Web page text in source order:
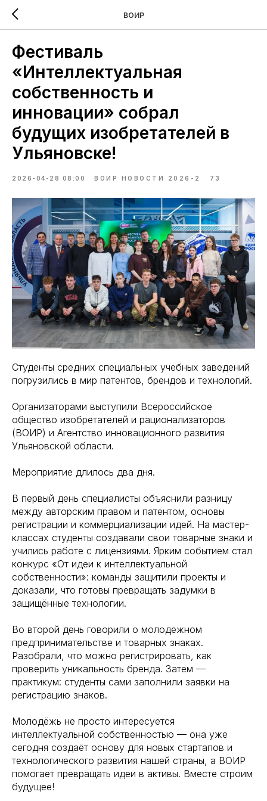
ВОИР
Фестиваль
«Интеллектуальная
собственность и
инновации» собрал
будущих изобретателей в
Ульяновске!
2026-04-28 08:00 ВОИР НОВОСТИ 2026-2 73
Студенты средних специальных учебных заведений
погрузились в мир патентов, брендов и технологий.
Организаторами выступили Всероссийское
общество изобретателей и рационализаторов
(ВОИР) и Агентство инновационного развития
Ульяновской области.
Мероприятие длилось два дня.
В первый день специалисты объяснили разницу
между авторским правом и патентом, основы
регистрации и коммерциализации идей. На мастер-
классах студенты создавали свои товарные знаки и
учились работе с лицензиями. Ярким событием стал
конкурс «От идеи к интеллектуальной
собственности»: команды защитили проекты и
доказали, что готовы превращать задумки в
защищённые технологии.
Во второй день говорили о молодёжном
предпринимательстве и товарных знаках.
Разобрали, что можно регистрировать, как
проверить уникальность бренда. Затем —
практикум: студенты сами заполнили заявки на
регистрацию знаков.
Молодёжь не просто интересуется
интеллектуальной собственностью — она уже
сегодня создаёт основу для новых стартапов и
технологического развития нашей страны, а ВОИР
помогает превращать идеи в активы. Вместе строим
будущее!